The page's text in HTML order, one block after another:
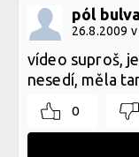
pól bulva
26.8.2009 v
vídeo suproš,
nesedí, měla
0